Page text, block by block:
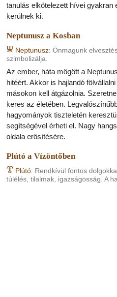
tanulás elkötelezett hívei gyakran
kerülnek ki.
Neptunusz a Kosban
I Neptunusz: Önmagunk
szimbolizálja.
Az ember, háta mögött a
hitéért. Akkor is hajlandó
másokon kell átgázolnia.
keres az életében.
hagyományok tiszteletén
segítségével érheti el. Nagy
oldala erősítésére.
Plútó a Vízöntőben
J Plútó: Rendkívül fontos
túlélés, tilalmak, igazságosság. A